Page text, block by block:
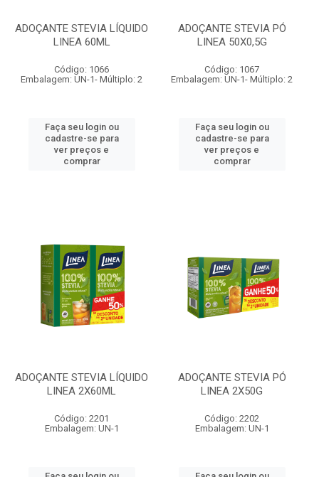
ADOÇANTE STEVIA LÍQUIDO
LINEA 60ML
Código: 1066
Embalagem: UN-1- Múltiplo: 2
Faça seu login ou
cadastre-se para
ver preços e
comprar
ADOÇANTE STEVIA PÓ
LINEA 50X0,5G
Código: 1067
Embalagem: UN-1- Múltiplo: 2
Faça seu login ou
cadastre-se para
ver preços e
comprar
ADOÇANTE STEVIA LÍQUIDO
LINEA 2X60ML
Código: 2201
Embalagem: UN-1
ADOÇANTE STEVIA PÓ
LINEA 2X50G
Código: 2202
Embalagem: UN-1